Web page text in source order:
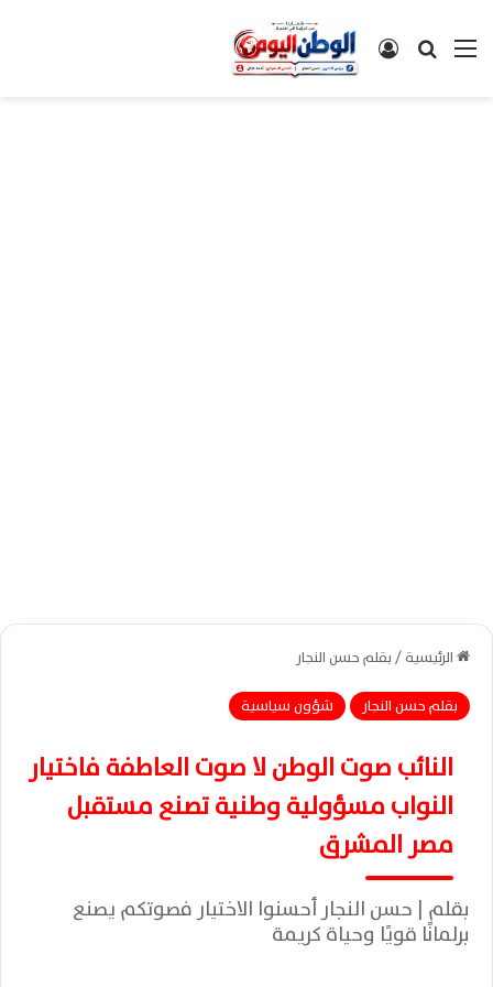
القائمةبحث عن تسجيل الدخول
الرئيسية/بقلم حسن النجار
بقلم حسن النجار
شؤون سياسية
النائب صوت الوطن لا صوت العاطفة فاختيار
النواب مسؤولية وطنية تصنع مستقبل
مصر المشرق
بقلم | حسن النجار أحسنوا الاختيار فصوتكم يصنع
برلمانًا قويًا وحياة كريمة